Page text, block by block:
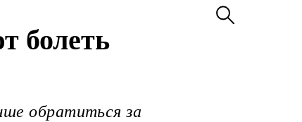
болеть
обратиться за